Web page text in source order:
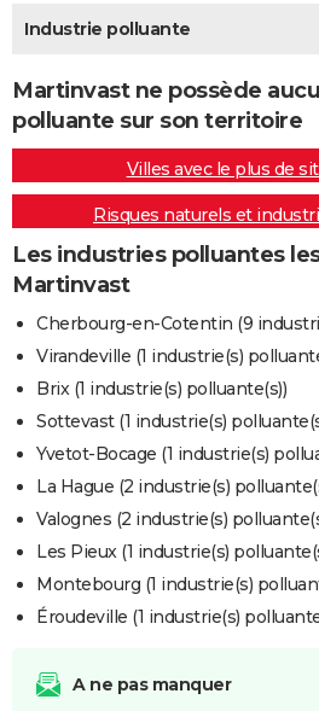
Destinations
City break
Voyage nature
Voyage de noces
Forum
Climat
+PHOTO
GUIDES D'ACHAT
BONS PLANS
CARTE DE VOEUX
Carte de Noël
Carte Bonne année
Carte Saint-Valentin
Carte Pâques
Carte d'anniversaire
DICTIONNAIRE
Dictionnaire
Biographies
Citations
Expressions
Proverbes
PROGRAMME TV
COPAINS D'AVANT
S'inscrire
Se connecter
Lycées
Collèges
Primaires
Universités
Entreprises
Service militaire
Avis de recherche
FORUM
Bricolage
Lifestyle
Culture
Sport
Auto
Television
Voyage
Cinema
Industrie polluante
Martinvast ne possède
polluante sur son territoire
Villes avec le plus de
Risques naturels et
Les industries polluantes
Martinvast
Cherbourg-en-Cotentin (9
Virandeville (1 industrie(s)
Brix (1 industrie(s) polluante(s))
Sottevast (1 industrie(s)
Yvetot-Bocage (1 industrie(s)
La Hague (2 industrie(s)
Valognes (2 industrie(s)
Les Pieux (1 industrie(s)
Montebourg (1 industrie(s)
Éroudeville (1 industrie(s)
A ne pas manquer